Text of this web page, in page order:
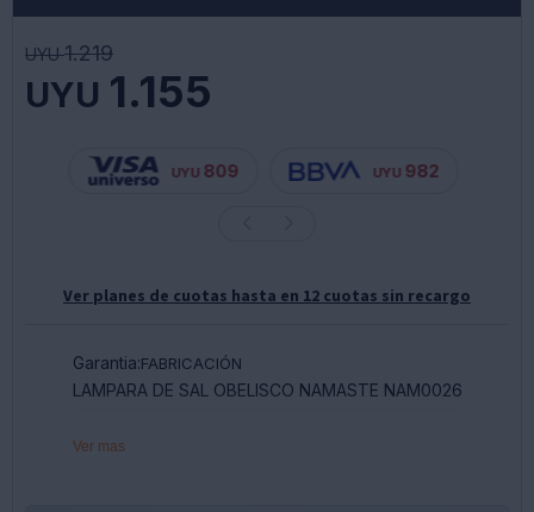
UYU 1.155
UYU 1.219
UYU 809 UYU 982
Ver planes de cuotas hasta en 12 cuotas sin recargo
Garantia:FABRICACIÓN
LAMPARA DE SAL OBELISCO NAMASTE NAM0026
Ver mas